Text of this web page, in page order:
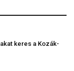
keres a Kozák-